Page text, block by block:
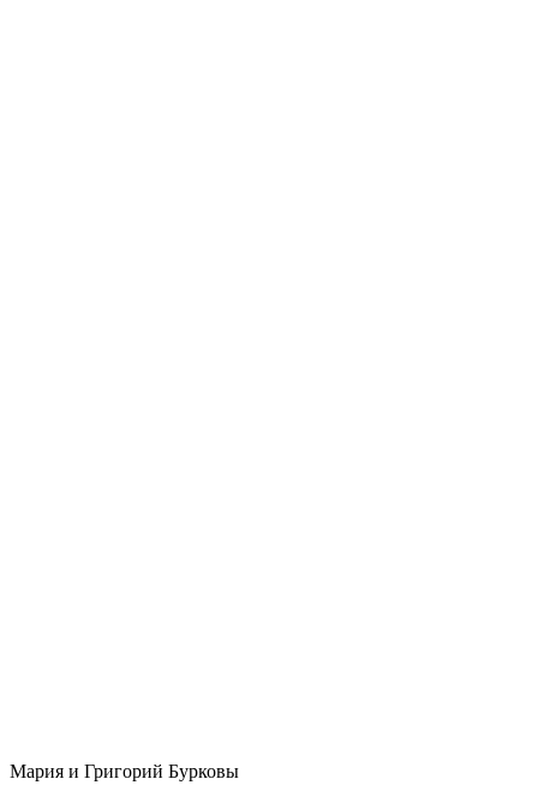
Мария и Григорий Бурковы